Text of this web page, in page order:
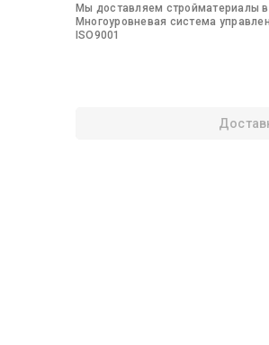
Мы доставляем стройматериалы
Многоуровневая система
ISO9001